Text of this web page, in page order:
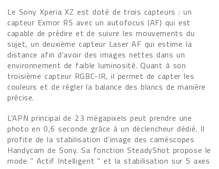
Le Sony Xperia XZ est doté de trois capteurs : un
capteur Exmor RS avec un autofocus (AF) qui est
capable de prédire et de suivre les mouvements du
sujet, un deuxième capteur Laser AF qui estime la
distance afin d'avoir des images nettes dans un
environnement de faible luminosité. Quant à son
troisième capteur RGBC-IR, il permet de capter les
couleurs et de régler la balance des blancs de manière
précise.
L'APN principal de 23 mégapixels peut prendre une
photo en 0,6 seconde grâce à un déclencheur dédié. Il
profite de la stabilisation d'image des caméscopes
Handycam de Sony. Sa fonction SteadyShot propose le
mode " Actif Intelligent " et la stabilisation sur 5 axes